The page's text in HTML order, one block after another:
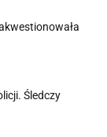
Śledczy